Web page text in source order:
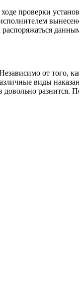
проверки
распоряжаться
от того,
виды
разнится.